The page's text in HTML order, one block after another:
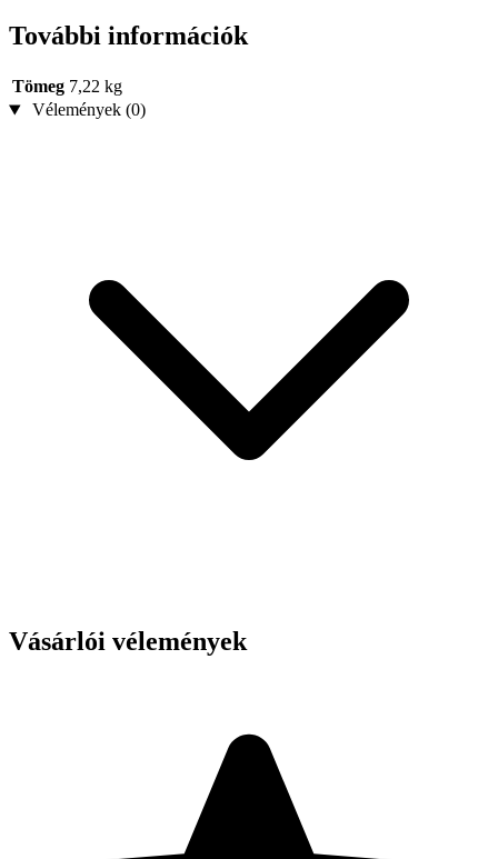
További információk
Tömeg 7,22 kg
Vélemények (0)
Vásárlói vélemények